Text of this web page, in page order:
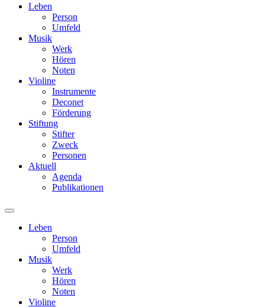
Leben
Person
Umfeld
Musik
Werk
Hören
Noten
Violine
Instrumente
Deconet
Förderung
Stiftung
Stifter
Zweck
Personen
Aktuell
Agenda
Publikationen
Leben
Person
Umfeld
Musik
Werk
Hören
Noten
Violine